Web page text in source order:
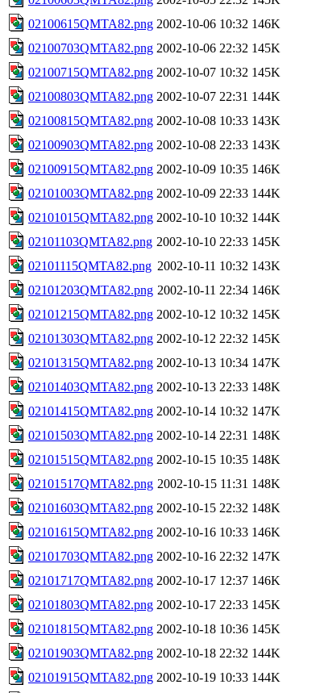
02100615QMTA82.png 2002-10-06 10:32 146K
02100703QMTA82.png 2002-10-06 22:32 145K
02100715QMTA82.png 2002-10-07 10:32 145K
02100803QMTA82.png 2002-10-07 22:31 144K
02100815QMTA82.png 2002-10-08 10:33 143K
02100903QMTA82.png 2002-10-08 22:33 143K
02100915QMTA82.png 2002-10-09 10:35 146K
02101003QMTA82.png 2002-10-09 22:33 144K
02101015QMTA82.png 2002-10-10 10:32 144K
02101103QMTA82.png 2002-10-10 22:33 145K
02101115QMTA82.png 2002-10-11 10:32 143K
02101203QMTA82.png 2002-10-11 22:34 146K
02101215QMTA82.png 2002-10-12 10:32 145K
02101303QMTA82.png 2002-10-12 22:32 145K
02101315QMTA82.png 2002-10-13 10:34 147K
02101403QMTA82.png 2002-10-13 22:33 148K
02101415QMTA82.png 2002-10-14 10:32 147K
02101503QMTA82.png 2002-10-14 22:31 148K
02101515QMTA82.png 2002-10-15 10:35 148K
02101517QMTA82.png 2002-10-15 11:31 148K
02101603QMTA82.png 2002-10-15 22:32 148K
02101615QMTA82.png 2002-10-16 10:33 146K
02101703QMTA82.png 2002-10-16 22:32 147K
02101717QMTA82.png 2002-10-17 12:37 146K
02101803QMTA82.png 2002-10-17 22:33 145K
02101815QMTA82.png 2002-10-18 10:36 145K
02101903QMTA82.png 2002-10-18 22:32 144K
02101915QMTA82.png 2002-10-19 10:33 144K